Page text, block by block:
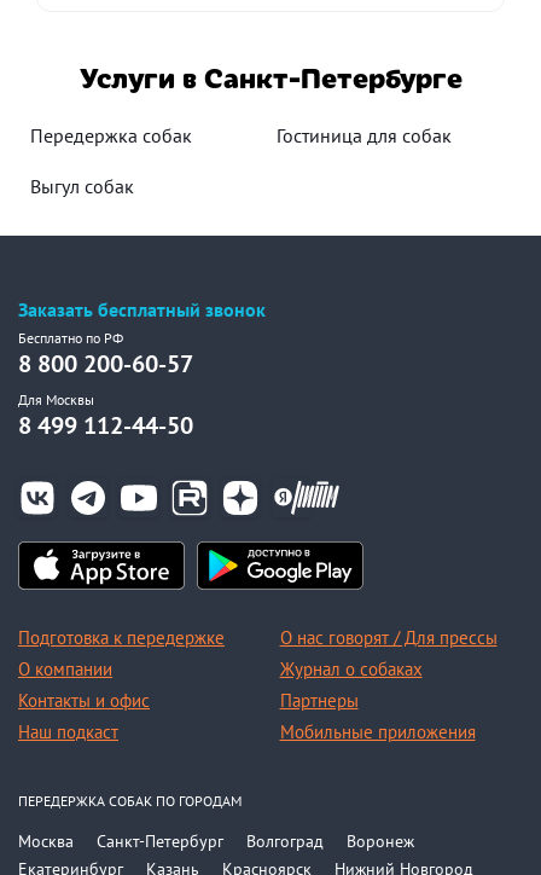
Услуги в Санкт-Петербурге
Передержка собак Гостиница для собак
Выгул собак
Заказать бесплатный звонок
Бесплатно по РФ
8 800 200-60-57
Для Москвы
8 499 112-44-50
Подготовка к передержке
О компании
Контакты и офис
Наш подкаст
О нас говорят / Для прессы
Журнал о собаках
Партнеры
Мобильные приложения
ПЕРЕДЕРЖКА СОБАК ПО ГОРОДАМ
Москва Санкт-Петербург Волгоград
Воронеж
Екатеринбург
Казань Красноярск Нижний Новгород